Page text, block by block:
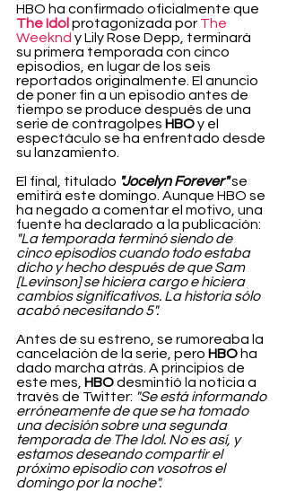
HBO ha confirmado oficialmente que
The Idol protagonizada por The
Weeknd y Lily Rose Depp, terminará
su primera temporada con cinco
episodios, en lugar de los seis
reportados originalmente. El anuncio
de poner fin a un episodio antes de
tiempo se produce después de una
serie de contragolpes HBO y el
espectáculo se ha enfrentado desde
su lanzamiento.
El final, titulado "Jocelyn Forever" se
emitirá este domingo. Aunque HBO se
ha negado a comentar el motivo, una
fuente ha declarado a la publicación:
"La temporada terminó siendo de
cinco episodios cuando todo estaba
dicho y hecho después de que Sam
[Levinson] se hiciera cargo e hiciera
cambios significativos. La historia sólo
acabó necesitando 5".
Antes de su estreno, se rumoreaba la
cancelación de la serie, pero HBO ha
dado marcha atrás. A principios de
este mes, HBO desmintió la noticia a
través de Twitter: "Se está informando
erróneamente de que se ha tomado
una decisión sobre una segunda
temporada de The Idol. No es así, y
estamos deseando compartir el
próximo episodio con vosotros el
domingo por la noche".